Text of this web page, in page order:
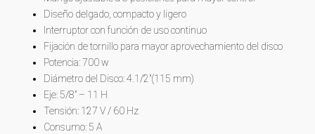
Diseño delgado, compacto y ligero
Interruptor con función de uso continuo
Fijación de tornillo para mayor aprovechamiento del disco
Potencia: 700 w
Diámetro del Disco: 4.1/2″(115 mm)
Eje: 5/8″ – 11 H
Tensión: 127 V / 60 Hz
Consumo: 5 A